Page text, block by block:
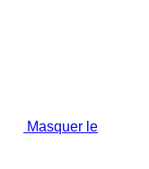
Masquer le